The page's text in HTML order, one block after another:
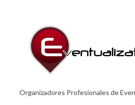
Organizadores Profesionales de